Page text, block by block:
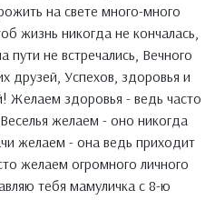
на свете много-много
жизнь никогда не кончалась,
пути не встречались, Вечного
друзей, Успехов, здоровья и
Желаем здоровья - ведь часто
желаем - оно никогда
желаем - она ведь приходит
желаем огромного личного
тебя мамуличка с 8-ю